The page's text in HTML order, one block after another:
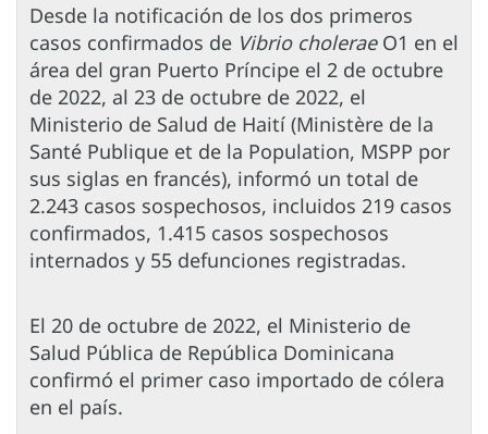
Desde la notificación de los dos primeros
casos confirmados de Vibrio choleraeO1 en el
área del gran Puerto Príncipe el 2 de octubre
de 2022, al 23 de octubre de 2022, el
Ministerio de Salud de Haití (Ministère de la
Santé Publique et de la Population, MSPP por
sus siglas en francés), informó un total de
2.243 casos sospechosos, incluidos 219 casos
confirmados, 1.415 casos sospechosos
internados y 55 defunciones registradas.
El 20 de octubre de 2022, el Ministerio de
Salud Pública de República Dominicana
confirmó el primer caso importado de cólera
en el país.